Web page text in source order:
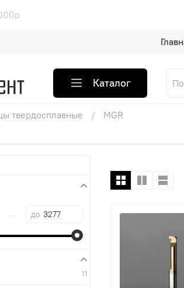
заказе от 15 000р
Каталог
твердосплавные MGR
до
11